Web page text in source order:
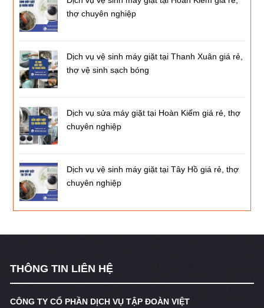
thợ chuyên nghiệp
Dịch vụ vệ sinh máy giặt tại Thanh Xuân giá rẻ,
thợ vệ sinh sạch bóng
Dịch vụ sửa máy giặt tại Hoàn Kiếm giá rẻ, thợ
chuyên nghiệp
Dịch vụ vệ sinh máy giặt tại Tây Hồ giá rẻ, thợ
chuyên nghiệp
THÔNG TIN LIÊN HỆ
CÔNG TY CỔ PHẦN DỊCH VỤ TẬP ĐOÀN VIỆT